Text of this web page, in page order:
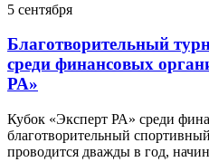
5 сентября
Благотворительный
среди финансовых
РА»
Кубок «Эксперт РА» среди
благотворительный
проводится дважды в год,